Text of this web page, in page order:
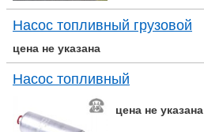
Насос топливный грузовой
цена не указана
Насос топливный
цена не указана